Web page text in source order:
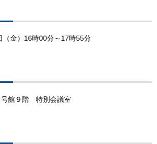
（金）16時00分～17時55分
号館９階 特別会議室